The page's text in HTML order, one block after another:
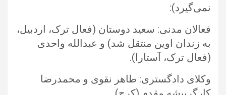
نمی‌‌گیرد):‏
فعالان مدنی: سعید دوستان (فعال ترک، اردبیل،
به زندان اوین منتقل شد) و عبدالله واحدی
(فعال ترک، آستارا).‏
وکلای دادگستری: طاهر نقوی و محمدرضا